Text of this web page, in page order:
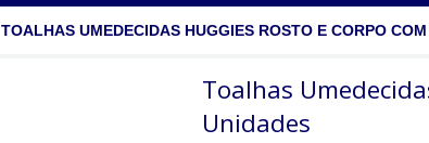
TOALHAS UMEDECIDAS HUGGIES ROSTO E CORPO
Toalhas
Unidades